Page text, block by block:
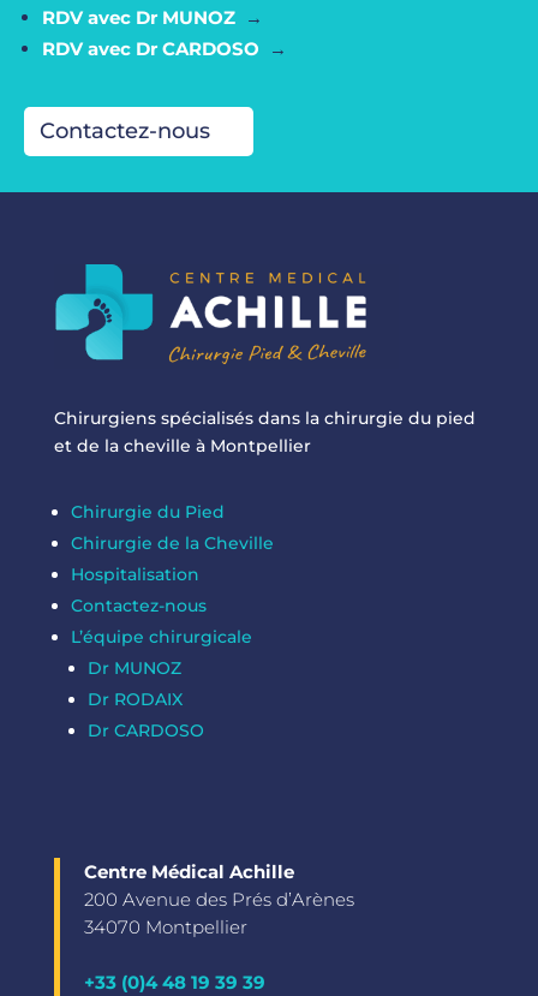
RDV avec Dr MUNOZ →
RDV avec Dr CARDOSO →
Contactez-nous
Chirurgiens spécialisés dans la chirurgie du pied
et de la cheville à Montpellier
Chirurgie du Pied
Chirurgie de la Cheville
Hospitalisation
Contactez-nous
L’équipe chirurgicale
Dr MUNOZ
Dr RODAIX
Dr CARDOSO
Centre Médical Achille
200 Avenue des Prés d’Arènes
34070 Montpellier
+33 (0)4 48 19 39 39